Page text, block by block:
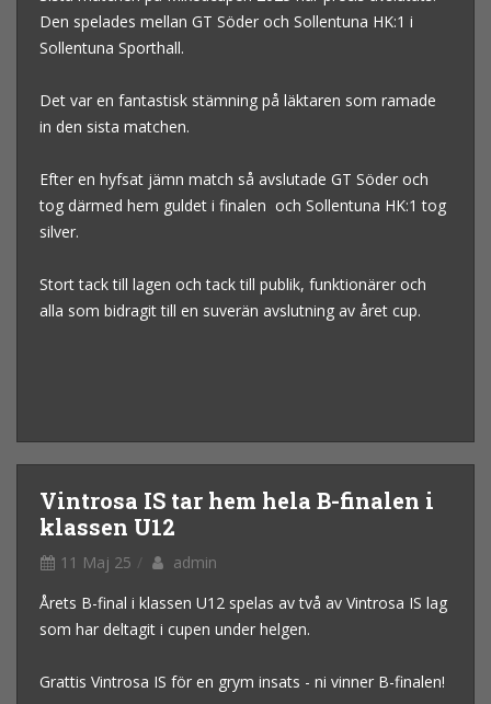
Den spelades mellan GT Söder och Sollentuna HK:1 i
Sollentuna Sporthall.
Det var en fantastisk stämning på läktaren som ramade
in den sista matchen.
Efter en hyfsat jämn match så avslutade GT Söder och
tog därmed hem guldet i finalen och Sollentuna HK:1 tog
silver.
Stort tack till lagen och tack till publik, funktionärer och
alla som bidragit till en suverän avslutning av året cup.
Vintrosa IS tar hem hela B-finalen i
klassen U12
11 Maj 25
admin
Årets B-final i klassen U12 spelas av två av Vintrosa IS lag
som har deltagit i cupen under helgen.
Grattis Vintrosa IS för en grym insats - ni vinner B-finalen!